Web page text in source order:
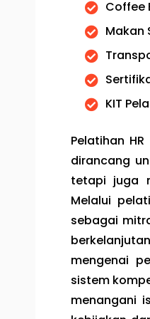
Coffee
Makan
KIT
Pelatihan
dirancang
tetapi juga
Melalui
sebagai
mengenai
sistem
menangani